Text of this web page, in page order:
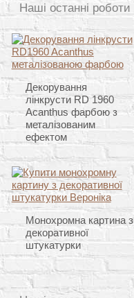
Наші останні роботи
Декорування
лінкрусти RD 1960
Acanthus фарбою з
металізованим
ефектом
Монохромна картина з
декоративної
штукатурки